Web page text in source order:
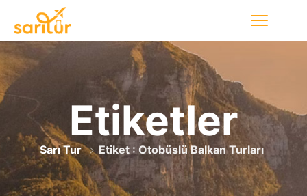
Etiketler
Sarı Tur Etiket : Otobüslü Balkan Turları